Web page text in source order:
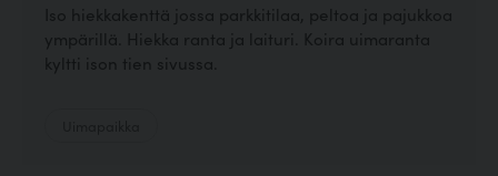
Iso hiekkakenttä jossa parkkitilaa, peltoa ja pajukkoa
ympärillä. Hiekka ranta ja laituri. Koira uimaranta
kyltti ison tien sivussa.